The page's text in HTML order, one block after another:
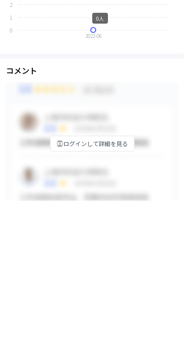
0
1
2
2022-06
0人
コメント
ログインして詳細を見る